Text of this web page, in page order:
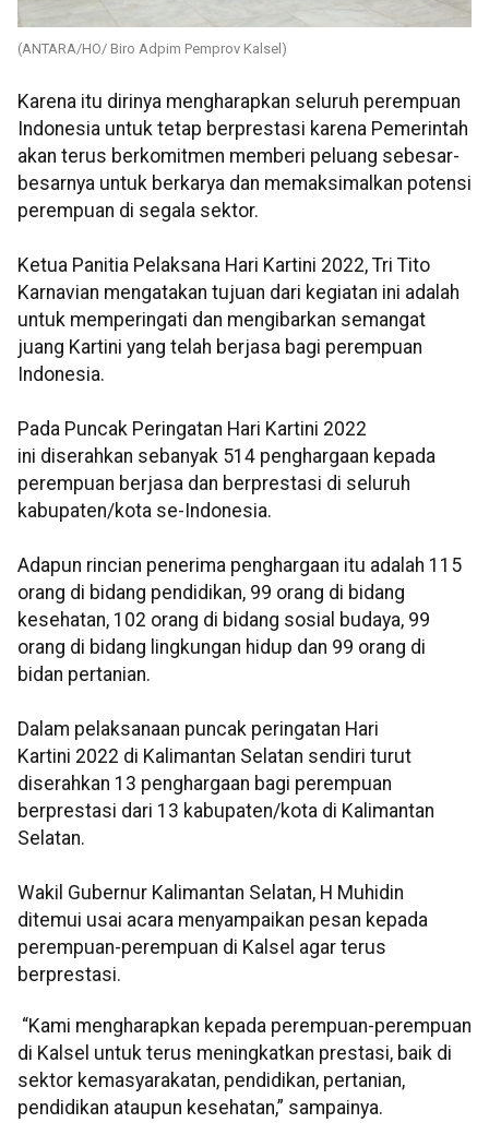
(ANTARA/HO/ Biro Adpim Pemprov Kalsel)
Karena itu dirinya mengharapkan seluruh perempuan
Indonesia untuk tetap berprestasi karena Pemerintah
akan terus berkomitmen memberi peluang sebesar-
besarnya untuk berkarya dan memaksimalkan potensi
perempuan di segala sektor.
Ketua Panitia Pelaksana Hari Kartini 2022, Tri Tito
Karnavian mengatakan tujuan dari kegiatan ini adalah
untuk memperingati dan mengibarkan semangat
juang Kartini yang telah berjasa bagi perempuan
Indonesia.
Pada Puncak Peringatan Hari Kartini 2022
ini diserahkan sebanyak 514 penghargaan kepada
perempuan berjasa dan berprestasi di seluruh
kabupaten/kota se-Indonesia.
Adapun rincian penerima penghargaan itu adalah 115
orang di bidang pendidikan, 99 orang di bidang
kesehatan, 102 orang di bidang sosial budaya, 99
orang di bidang lingkungan hidup dan 99 orang di
bidan pertanian.
Dalam pelaksanaan puncak peringatan Hari
Kartini 2022 di Kalimantan Selatan sendiri turut
diserahkan 13 penghargaan bagi perempuan
berprestasi dari 13 kabupaten/kota di Kalimantan
Selatan.
Wakil Gubernur Kalimantan Selatan, H Muhidin
ditemui usai acara menyampaikan pesan kepada
perempuan-perempuan di Kalsel agar terus
berprestasi.
“Kami mengharapkan kepada perempuan-perempuan
di Kalsel untuk terus meningkatkan prestasi, baik di
sektor kemasyarakatan, pendidikan, pertanian,
pendidikan ataupun kesehatan,” sampainya.